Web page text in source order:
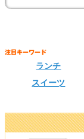
ランチ
スイーツ